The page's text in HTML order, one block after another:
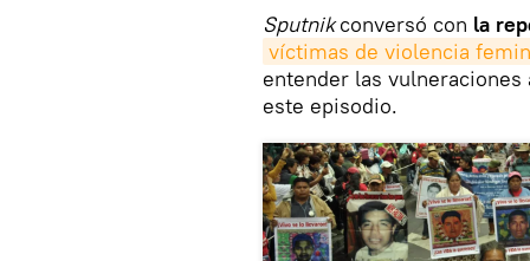
Sputnikconversó con la
víctimas de violencia
entender las
este episodio.